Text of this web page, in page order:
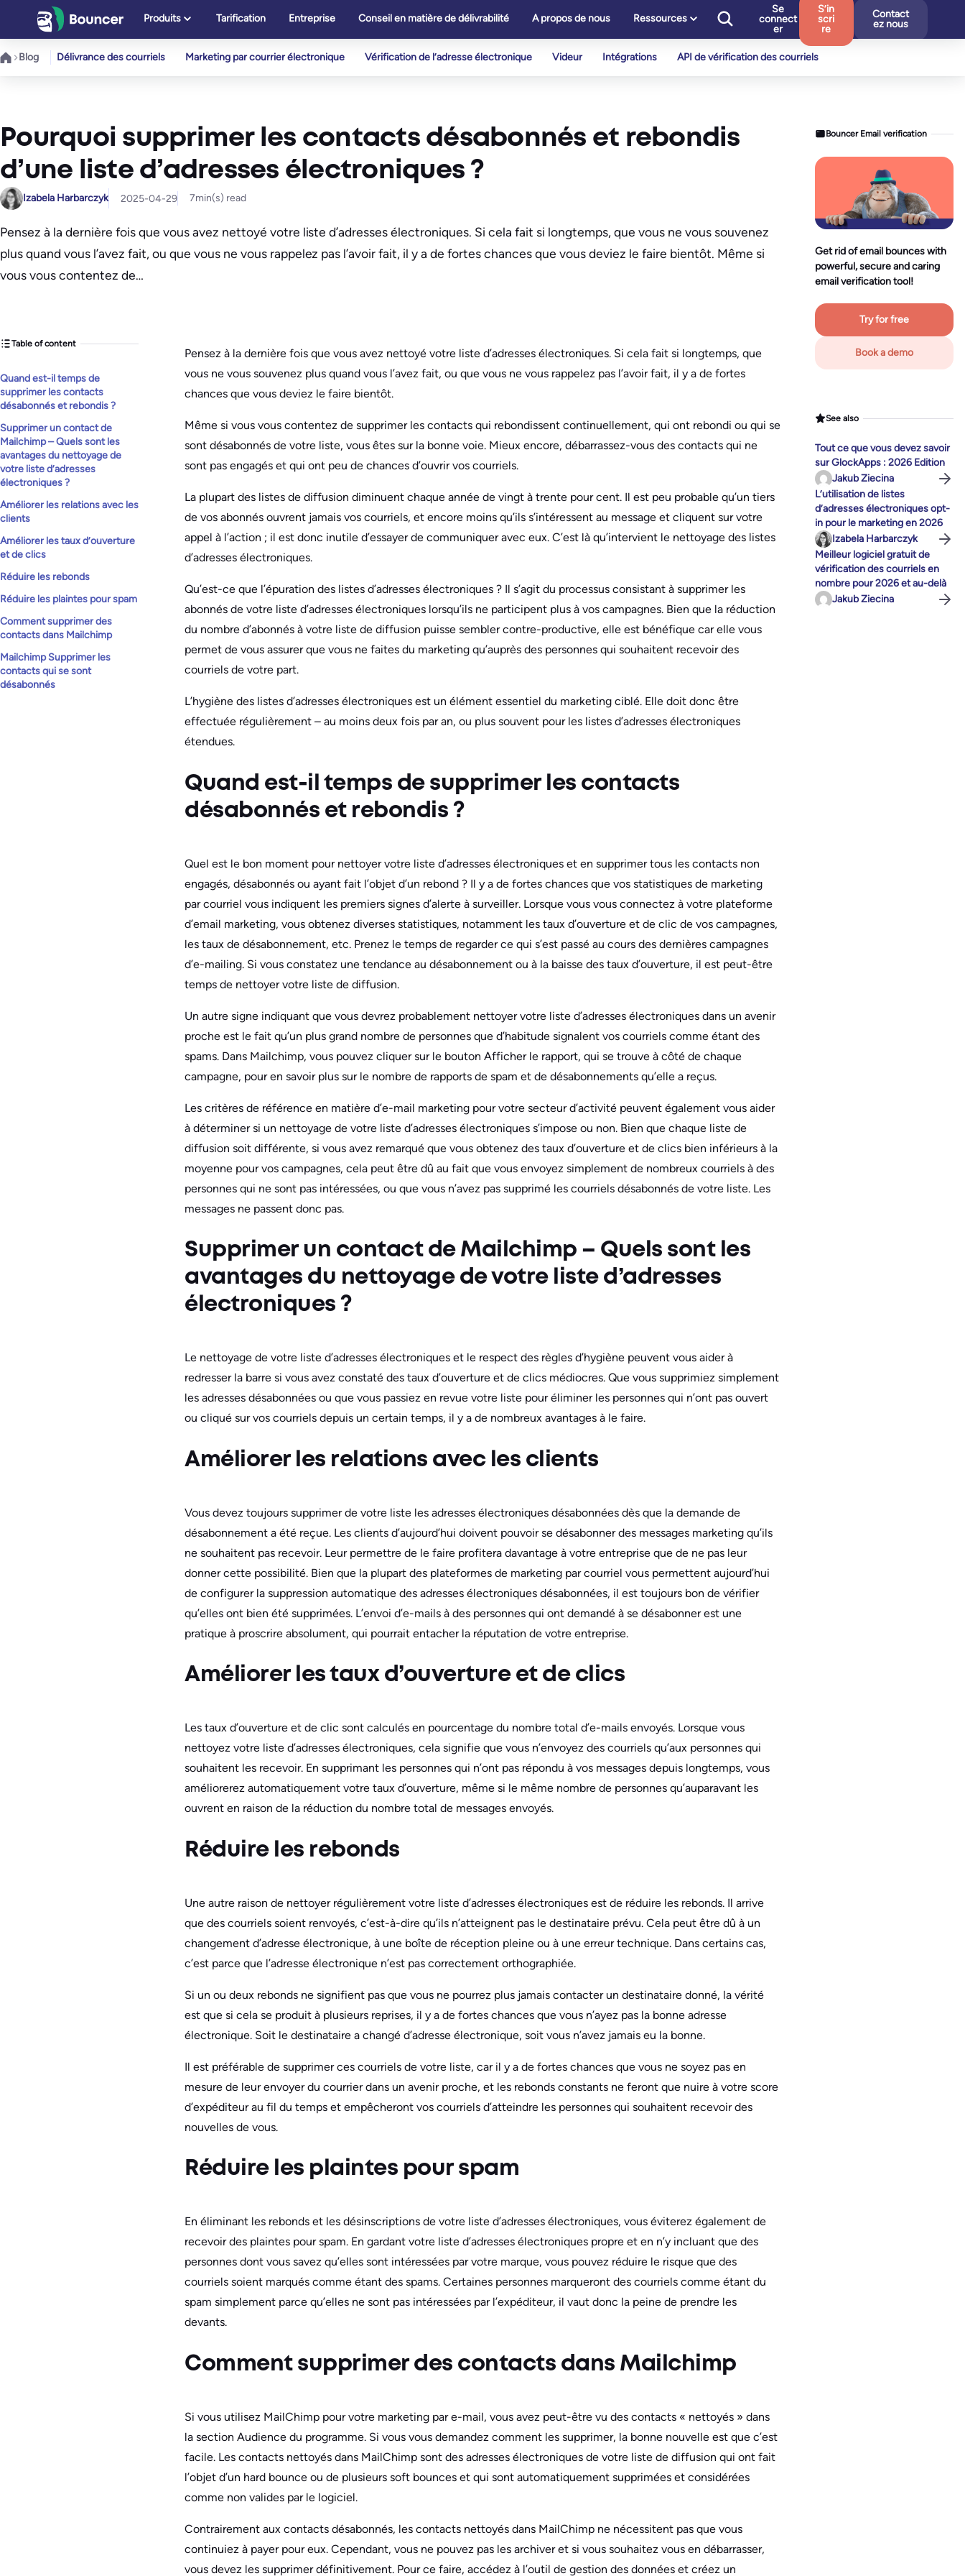
contenu
Produits Tarification Entreprise Conseil en matière de délivrabilité A propos de nous Ressources
Se
connect
er
S’in
scri
re
Contact
ez nous
Blog Délivrance des courriels Marketing par courrier électronique Vérification de l’adresse électronique Videur Intégrations API de vérification des courriels
Pourquoi supprimer les contacts désabonnés et rebondis
d’une liste d’adresses électroniques ?
Izabela Harbarczyk 2025-04-29 7min(s) read
Pensez à la dernière fois que vous avez nettoyé votre liste d’adresses électroniques. Si cela fait si longtemps, que vous ne vous souvenez
plus quand vous l’avez fait, ou que vous ne vous rappelez pas l’avoir fait, il y a de fortes chances que vous deviez le faire bientôt. Même si
vous vous contentez de…
Table of content
Quand est-il temps de
supprimer les contacts
désabonnés et rebondis ?
Supprimer un contact de
Mailchimp – Quels sont les
avantages du nettoyage de
votre liste d’adresses
électroniques ?
Améliorer les relations avec les
clients
Améliorer les taux d’ouverture
et de clics
Réduire les rebonds
Réduire les plaintes pour spam
Comment supprimer des
contacts dans Mailchimp
Mailchimp Supprimer les
contacts qui se sont
désabonnés
Pensez à la dernière fois que vous avez nettoyé votre liste d’adresses électroniques. Si cela fait si longtemps, que
vous ne vous souvenez plus quand vous l’avez fait, ou que vous ne vous rappelez pas l’avoir fait, il y a de fortes
chances que vous deviez le faire bientôt.
Même si vous vous contentez de supprimer les contacts qui rebondissent continuellement, qui ont rebondi ou qui se
sont désabonnés de votre liste, vous êtes sur la bonne voie. Mieux encore, débarrassez-vous des contacts qui ne
sont pas engagés et qui ont peu de chances d’ouvrir vos courriels.
La plupart des listes de diffusion diminuent chaque année de vingt à trente pour cent. Il est peu probable qu’un tiers
de vos abonnés ouvrent jamais vos courriels, et encore moins qu’ils s’intéressent au message et cliquent sur votre
appel à l’action ; il est donc inutile d’essayer de communiquer avec eux. C’est là qu’intervient le nettoyage des listes
d’adresses électroniques.
Qu’est-ce que l’épuration des listes d’adresses électroniques ? Il s’agit du processus consistant à supprimer les
abonnés de votre liste d’adresses électroniques lorsqu’ils ne participent plus à vos campagnes. Bien que la réduction
du nombre d’abonnés à votre liste de diffusion puisse sembler contre-productive, elle est bénéfique car elle vous
permet de vous assurer que vous ne faites du marketing qu’auprès des personnes qui souhaitent recevoir des
courriels de votre part.
L’hygiène des listes d’adresses électroniques est un élément essentiel du marketing ciblé. Elle doit donc être
effectuée régulièrement – au moins deux fois par an, ou plus souvent pour les listes d’adresses électroniques
étendues.
Quand est-il temps de supprimer les contacts
désabonnés et rebondis ?
Quel est le bon moment pour nettoyer votre liste d’adresses électroniques et en supprimer tous les contacts non
engagés, désabonnés ou ayant fait l’objet d’un rebond ? Il y a de fortes chances que vos statistiques de marketing
par courriel vous indiquent les premiers signes d’alerte à surveiller. Lorsque vous vous connectez à votre plateforme
d’email marketing, vous obtenez diverses statistiques, notamment les taux d’ouverture et de clic de vos campagnes,
les taux de désabonnement, etc. Prenez le temps de regarder ce qui s’est passé au cours des dernières campagnes
d’e-mailing. Si vous constatez une tendance au désabonnement ou à la baisse des taux d’ouverture, il est peut-être
temps de nettoyer votre liste de diffusion.
Un autre signe indiquant que vous devrez probablement nettoyer votre liste d’adresses électroniques dans un avenir
proche est le fait qu’un plus grand nombre de personnes que d’habitude signalent vos courriels comme étant des
spams. Dans Mailchimp, vous pouvez cliquer sur le bouton Afficher le rapport, qui se trouve à côté de chaque
campagne, pour en savoir plus sur le nombre de rapports de spam et de désabonnements qu’elle a reçus.
Les critères de référence en matière d’e-mail marketing pour votre secteur d’activité peuvent également vous aider
à déterminer si un nettoyage de votre liste d’adresses électroniques s’impose ou non. Bien que chaque liste de
diffusion soit différente, si vous avez remarqué que vous obtenez des taux d’ouverture et de clics bien inférieurs à la
moyenne pour vos campagnes, cela peut être dû au fait que vous envoyez simplement de nombreux courriels à des
personnes qui ne sont pas intéressées, ou que vous n’avez pas supprimé les courriels désabonnés de votre liste. Les
messages ne passent donc pas.
Supprimer un contact de Mailchimp – Quels sont les
avantages du nettoyage de votre liste d’adresses
électroniques ?
Le nettoyage de votre liste d’adresses électroniques et le respect des règles d’hygiène peuvent vous aider à
redresser la barre si vous avez constaté des taux d’ouverture et de clics médiocres. Que vous supprimiez simplement
les adresses désabonnées ou que vous passiez en revue votre liste pour éliminer les personnes qui n’ont pas ouvert
ou cliqué sur vos courriels depuis un certain temps, il y a de nombreux avantages à le faire.
Améliorer les relations avec les clients
Vous devez toujours supprimer de votre liste les adresses électroniques désabonnées dès que la demande de
désabonnement a été reçue. Les clients d’aujourd’hui doivent pouvoir se désabonner des messages marketing qu’ils
ne souhaitent pas recevoir. Leur permettre de le faire profitera davantage à votre entreprise que de ne pas leur
donner cette possibilité. Bien que la plupart des plateformes de marketing par courriel vous permettent aujourd’hui
de configurer la suppression automatique des adresses électroniques désabonnées, il est toujours bon de vérifier
qu’elles ont bien été supprimées. L’envoi d’e-mails à des personnes qui ont demandé à se désabonner est une
pratique à proscrire absolument, qui pourrait entacher la réputation de votre entreprise.
Améliorer les taux d’ouverture et de clics
Les taux d’ouverture et de clic sont calculés en pourcentage du nombre total d’e-mails envoyés. Lorsque vous
nettoyez votre liste d’adresses électroniques, cela signifie que vous n’envoyez des courriels qu’aux personnes qui
souhaitent les recevoir. En supprimant les personnes qui n’ont pas répondu à vos messages depuis longtemps, vous
améliorerez automatiquement votre taux d’ouverture, même si le même nombre de personnes qu’auparavant les
ouvrent en raison de la réduction du nombre total de messages envoyés.
Réduire les rebonds
Une autre raison de nettoyer régulièrement votre liste d’adresses électroniques est de réduire les rebonds. Il arrive
que des courriels soient renvoyés, c’est-à-dire qu’ils n’atteignent pas le destinataire prévu. Cela peut être dû à un
changement d’adresse électronique, à une boîte de réception pleine ou à une erreur technique. Dans certains cas,
c’est parce que l’adresse électronique n’est pas correctement orthographiée.
Si un ou deux rebonds ne signifient pas que vous ne pourrez plus jamais contacter un destinataire donné, la vérité
est que si cela se produit à plusieurs reprises, il y a de fortes chances que vous n’ayez pas la bonne adresse
électronique. Soit le destinataire a changé d’adresse électronique, soit vous n’avez jamais eu la bonne.
Il est préférable de supprimer ces courriels de votre liste, car il y a de fortes chances que vous ne soyez pas en
mesure de leur envoyer du courrier dans un avenir proche, et les rebonds constants ne feront que nuire à votre score
d’expéditeur au fil du temps et empêcheront vos courriels d’atteindre les personnes qui souhaitent recevoir des
nouvelles de vous.
Réduire les plaintes pour spam
En éliminant les rebonds et les désinscriptions de votre liste d’adresses électroniques, vous éviterez également de
recevoir des plaintes pour spam. En gardant votre liste d’adresses électroniques propre et en n’y incluant que des
personnes dont vous savez qu’elles sont intéressées par votre marque, vous pouvez réduire le risque que des
courriels soient marqués comme étant des spams. Certaines personnes marqueront des courriels comme étant du
spam simplement parce qu’elles ne sont pas intéressées par l’expéditeur, il vaut donc la peine de prendre les
devants.
Comment supprimer des contacts dans Mailchimp
Si vous utilisez MailChimp pour votre marketing par e-mail, vous avez peut-être vu des contacts « nettoyés » dans
la section Audience du programme. Si vous vous demandez comment les supprimer, la bonne nouvelle est que c’est
facile. Les contacts nettoyés dans MailChimp sont des adresses électroniques de votre liste de diffusion qui ont fait
l’objet d’un hard bounce ou de plusieurs soft bounces et qui sont automatiquement supprimées et considérées
comme non valides par le logiciel.
Contrairement aux contacts désabonnés, les contacts nettoyés dans MailChimp ne nécessitent pas que vous
continuiez à payer pour eux. Cependant, vous ne pouvez pas les archiver et si vous souhaitez vous en débarrasser,
vous devez les supprimer définitivement. Pour ce faire, accédez à l’outil de gestion des données et créez un
Bouncer Email verification
Get rid of email bounces with
powerful, secure and caring
email verification tool!
Try for free
Book a demo
See also
Tout ce que vous devez savoir
sur GlockApps : 2026 Edition
Jakub Ziecina
L’utilisation de listes
d’adresses électroniques opt-
in pour le marketing en 2026
Izabela Harbarczyk
Meilleur logiciel gratuit de
vérification des courriels en
nombre pour 2026 et au-delà
Jakub Ziecina